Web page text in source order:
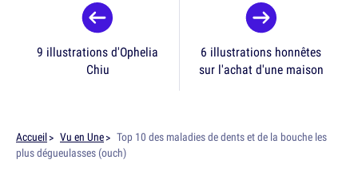
9 illustrations d'Ophelia
Chiu
6 illustrations honnêtes
sur l'achat d'une maison
Accueil Vu en Une
Top 10 des maladies de dents et de la bouche les
plus dégueulasses (ouch)